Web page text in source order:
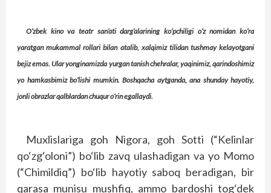
O‘zbek kino va teatr san’ati darg‘alarining ko‘pchiligi o‘z nomidan ko‘ra
yaratgan mukammal rollari bilan atalib, xalqimiz tilidan tushmay kelayotgani
bejiz emas. Ular yonginamizda yurgan tanish chehralar, yaqinimiz, qarindoshimiz
yo hamkasbimiz bo‘lishi mumkin. Boshqacha aytganda, ana shunday hayotiy,
jonli obrazlar qalblardan chuqur o‘rin egallaydi.
Muxlislariga goh Nigora, goh Sotti (“Kelinlar
qo‘zg‘oloni”) bo‘lib zavq ulashadigan va yo Momo
(“Chimildiq”) bo‘lib hayotiy saboq beradigan, bir
qarasa munisu mushfiq, ammo bardoshi tog‘dek